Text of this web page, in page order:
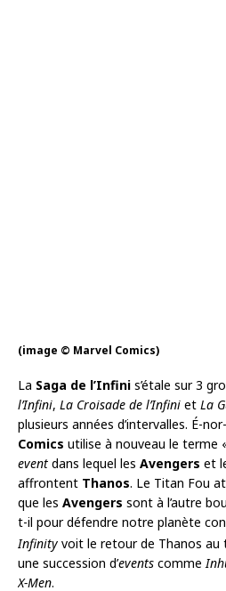
(image © Marvel Comics)
La Saga de l’Infini s’étale sur 3
l’Infini, La Croisade de l’Infini et La
plusieurs années d’intervalles. É-
Comics utilise à nouveau le terme
event dans lequel les Avengers et
affrontent Thanos. Le Titan Fou
que les Avengers sont à l’autre
t-il pour défendre notre planète
Infinity voit le retour de Thanos au
une succession d’events comme
X-Men.